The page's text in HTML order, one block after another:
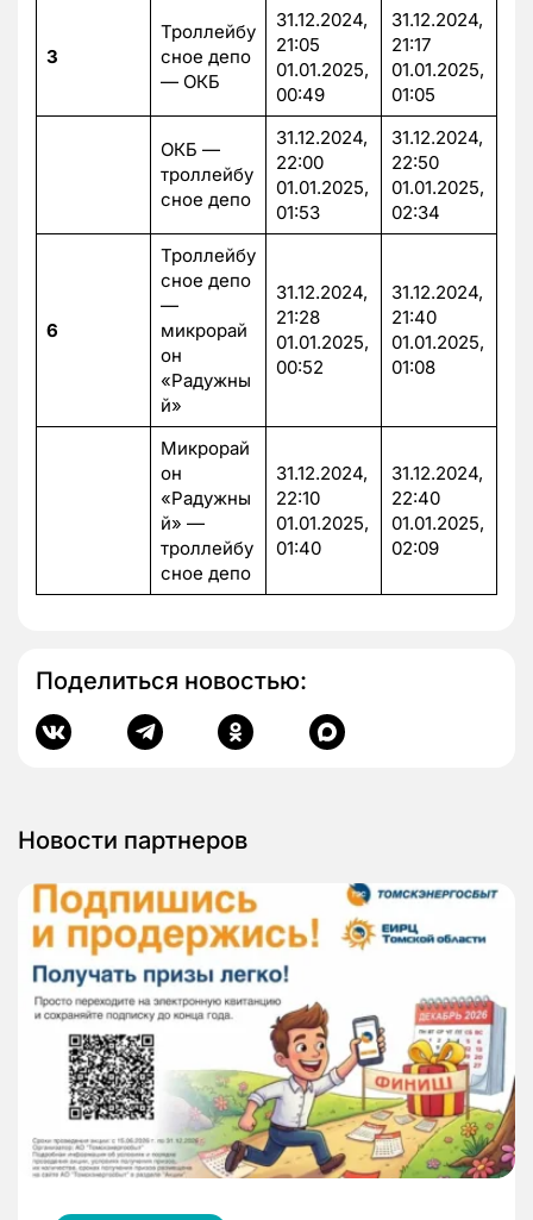
3
Троллейбу
сное депо
— ОКБ
31.12.2024,
21:05
01.01.2025,
00:49
31.12.2024,
21:17
01.01.2025,
01:05
ОКБ —
троллейбу
сное депо
31.12.2024,
22:00
01.01.2025,
01:53
31.12.2024,
22:50
01.01.2025,
02:34
6
Троллейбу
сное депо
—
микрорай
он
«Радужны
й»
31.12.2024,
21:28
01.01.2025,
00:52
31.12.2024,
21:40
01.01.2025,
01:08
Микрорай
он
«Радужны
й» —
троллейбу
сное депо
31.12.2024,
22:10
01.01.2025,
01:40
31.12.2024,
22:40
01.01.2025,
02:09
Поделиться новостью:
Новости партнеров